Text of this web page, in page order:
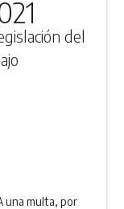
del
una multa, por